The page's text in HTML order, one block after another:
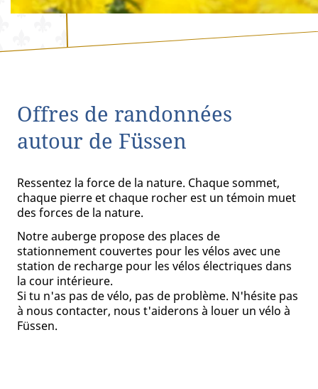
Offres de randonnées
autour de Füssen
Ressentez la force de la nature. Chaque sommet,
chaque pierre et chaque rocher est un témoin muet
des forces de la nature.
Notre auberge propose des places de
stationnement couvertes pour les vélos avec une
station de recharge pour les vélos électriques dans
la cour intérieure.
Si tu n'as pas de vélo, pas de problème. N'hésite pas
à nous contacter, nous t'aiderons à louer un vélo à
Füssen.